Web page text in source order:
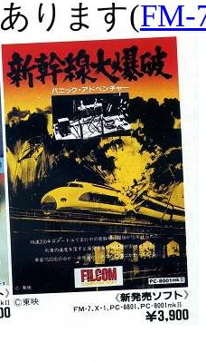
あります(FM-